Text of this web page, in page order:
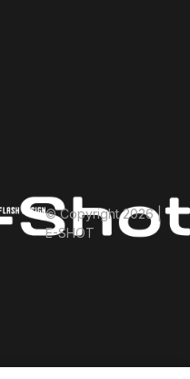
© Copyright 2026 |
E-SHOT